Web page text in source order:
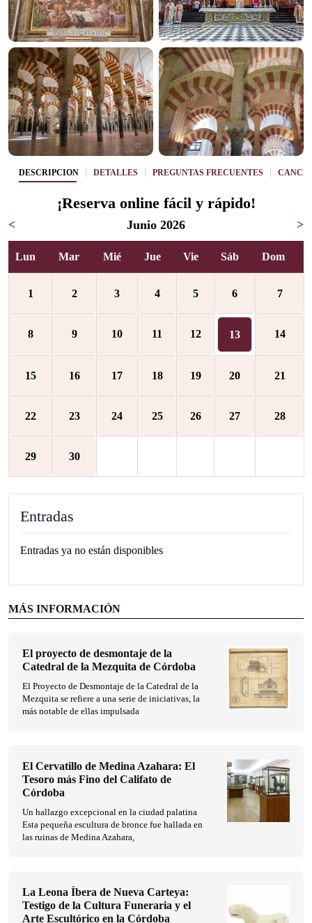
DESCRIPCIÓN DETALLES PREGUNTAS FRECUENTES
¡Reserva online fácil y rápido!
< Junio 2026 >
Lun Mar Mié Jue Vie Sáb Dom
1 2 3 4 5 6 7
8 9 10 11 12 13 14
15 16 17 18 19 20 21
22 23 24 25 26 27 28
29 30
Entradas
Entradas ya no están disponibles
MÁS INFORMACIÓN
El proyecto de desmontaje de la
Catedral de la Mezquita de Córdoba
El Proyecto de Desmontaje de la Catedral de la
Mezquita se refiere a una serie de iniciativas, la
más notable de ellas impulsada
El Cervatillo de Medina Azahara: El
Tesoro más Fino del Califato de
Córdoba
Un hallazgo excepcional en la ciudad palatina
Esta pequeña escultura de bronce fue hallada en
las ruinas de Medina Azahara,
La Leona Íbera de Nueva Carteya:
Testigo de la Cultura Funeraria y el
Arte Escultórico en la Córdoba